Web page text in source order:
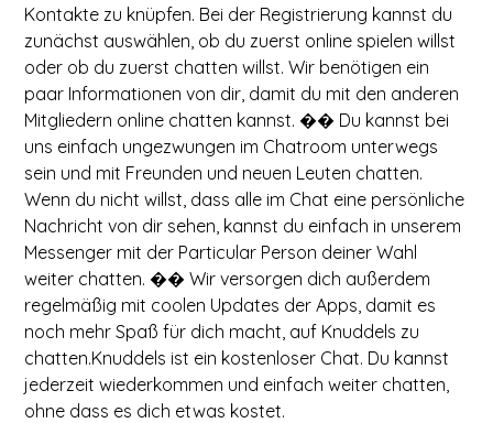
Kontakte zu knüpfen. Bei der Registrierung kannst du
zunächst auswählen, ob du zuerst online spielen willst
oder ob du zuerst chatten willst. Wir benötigen ein
paar Informationen von dir, damit du mit den anderen
Mitgliedern online chatten kannst. �� Du kannst bei
uns einfach ungezwungen im Chatroom unterwegs
sein und mit Freunden und neuen Leuten chatten.
Wenn du nicht willst, dass alle im Chat eine persönliche
Nachricht von dir sehen, kannst du einfach in unserem
Messenger mit der Particular Person deiner Wahl
weiter chatten. �� Wir versorgen dich außerdem
regelmäßig mit coolen Updates der Apps, damit es
noch mehr Spaß für dich macht, auf Knuddels zu
chatten.Knuddels ist ein kostenloser Chat. Du kannst
jederzeit wiederkommen und einfach weiter chatten,
ohne dass es dich etwas kostet.